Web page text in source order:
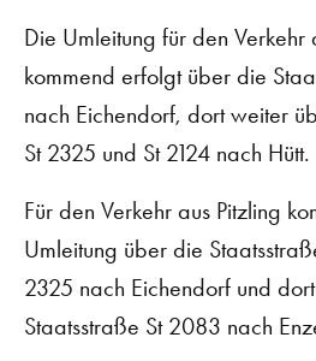
Die Umleitung für den Verkehr
kommend erfolgt über die
nach Eichendorf, dort weiter
St 2325 und St 2124 nach Hütt.
Für den Verkehr aus Pitzling
Umleitung über die
2325 nach Eichendorf und
Staatsstraße St 2083 nach